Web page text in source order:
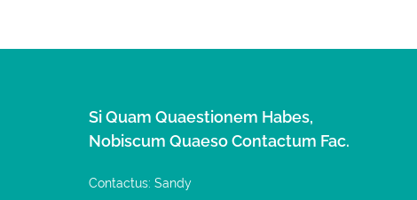
Si Quam Quaestionem Habes,
Nobiscum Quaeso Contactum Fac.
Contactus: Sandy